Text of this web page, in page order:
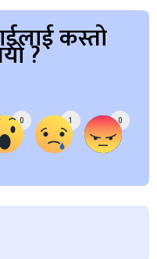
कस्तो
?
0 1 0